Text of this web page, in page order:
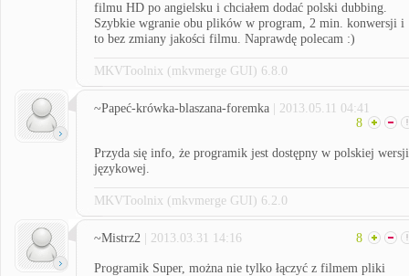
filmu HD po angielsku i chciałem dodać polski dubbing.
Szybkie wgranie obu plików w program, 2 min. konwersji i
to bez zmiany jakości filmu. Naprawdę polecam :)
MKVToolnix (mkvmerge GUI) 6.8.0
~Papeć-krówka-blaszana-foremka
| 2013.05.11 04:41
8
Przyda się info, że programik jest dostępny w polskiej wersji
językowej.
MKVToolnix (mkvmerge GUI) 6.2.0
~Mistrz2 | 2013.03.31 14:16 8
Programik Super, można nie tylko łączyć z filmem pliki